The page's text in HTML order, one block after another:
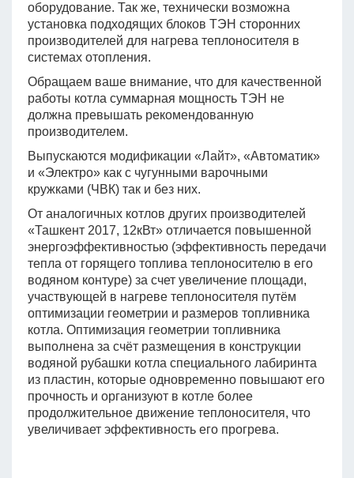
оборудование. Так же, технически возможна
установка подходящих блоков ТЭН сторонних
производителей для нагрева теплоносителя в
системах отопления.
Обращаем ваше внимание, что для качественной
работы котла суммарная мощность ТЭН не
должна превышать рекомендованную
производителем.
Выпускаются модификации «Лайт», «Автоматик»
и «Электро» как с чугунными варочными
кружками (ЧВК) так и без них.
От аналогичных котлов других производителей
«Ташкент 2017, 12кВт» отличается повышенной
энергоэффективностью (эффективность передачи
тепла от горящего топлива теплоносителю в его
водяном контуре) за счет увеличение площади,
участвующей в нагреве теплоносителя путём
оптимизации геометрии и размеров топливника
котла. Оптимизация геометрии топливника
выполнена за счёт размещения в конструкции
водяной рубашки котла специального лабиринта
из пластин, которые одновременно повышают его
прочность и организуют в котле более
продолжительное движение теплоносителя, что
увеличивает эффективность его прогрева.